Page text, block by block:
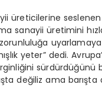
üreticilerine seslenen
sanayii üretimini
uyarlamaya
yeter” dedi.
sürdürdüğünü
değiliz ama barışta